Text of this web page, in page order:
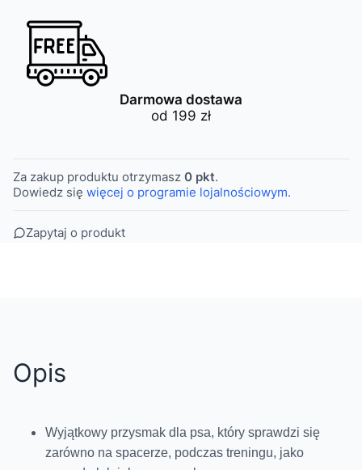
Darmowa dostawa
od 199 zł
Za zakup produktu otrzymasz 0 pkt.
Dowiedz się więcej o programie lojalnościowym.
Zapytaj o produkt
Opis
Wyjątkowy przysmak dla psa, który sprawdzi się
zarówno na spacerze, podczas treningu, jako